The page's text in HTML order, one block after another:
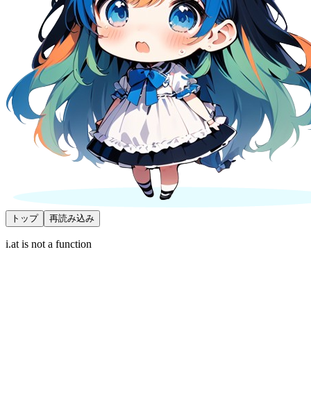
トップ 再読み込み
i.at is not a function